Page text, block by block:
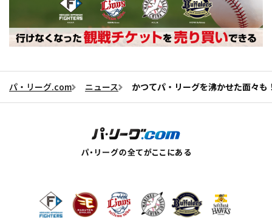
パ・リーグ.com ニュース かつてパ・リーグを沸かせた面々